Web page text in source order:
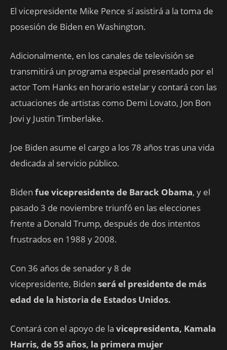
El vicepresidente Mike Pence sí asistirá a la toma de
posesión de Biden en Washington.
Adicionalmente, en los canales de televisión se
transmitirá un programa especial presentado por el
actor Tom Hanks en horario estelar y contará con las
actuaciones de artistas como Demi Lovato, Jon Bon
Jovi y Justin Timberlake.
Joe Biden asume el cargo a los 78 años tras una vida
dedicada al servicio público.
Biden fue vicepresidente de Barack Obama, y el
pasado 3 de noviembre triunfó en las elecciones
frente a Donald Trump, después de dos intentos
frustrados en 1988 y 2008.
Con 36 años de senador y 8 de
vicepresidente, Biden será el presidente de más
edad de la historia de Estados Unidos.
Contará con el apoyo de la vicepresidenta, Kamala
Harris, de 55 años, la primera mujer